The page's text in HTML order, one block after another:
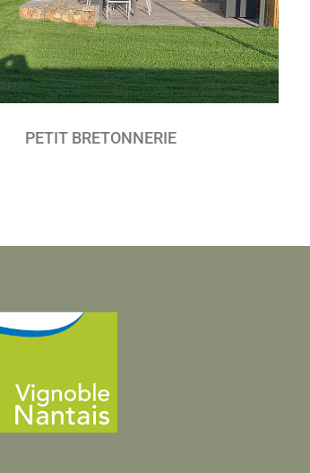
PETIT BRETONNERIE